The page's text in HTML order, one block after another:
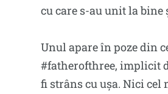
cu care s-au unit la bine
Unul apare în poze din
#fatherofthree, implicit
fi strâns cu ușa. Nici cel